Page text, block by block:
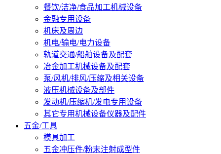
餐饮/洁净/食品加工机械设备
金融专用设备
机床及周边
机电/输电/电力设备
轨道交通/船舶设备及配套
冶金加工机械设备及配套
泵/风机/排风/压缩及相关设备
液压机械设备及部件
发动机/压缩机/发电专用设备
其它专用机械设备仪器及配件
五金/工具
模具加工
五金冲压件/粉末注射成型件